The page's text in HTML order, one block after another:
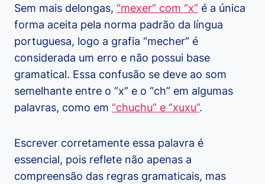
Sem mais delongas, “mexer” com “x” é a única
forma aceita pela norma padrão da língua
portuguesa, logo a grafia “mecher” é
considerada um erro e não possui base
gramatical. Essa confusão se deve ao som
semelhante entre o “x” e o “ch” em algumas
palavras, como em “chuchu” e “xuxu”.
Escrever corretamente essa palavra é
essencial, pois reflete não apenas a
compreensão das regras gramaticais, mas